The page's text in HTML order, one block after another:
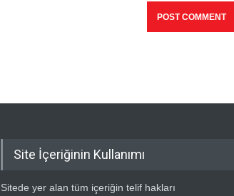
Site İçeriğinin Kullanımı
Sitede yer alan tüm içeriğin telif hakları